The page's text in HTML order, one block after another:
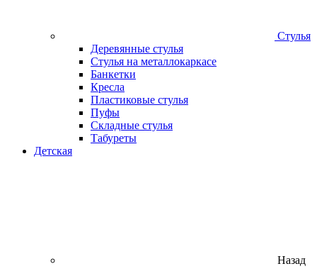
Стулья
Деревянные стулья
Стулья на металлокаркасе
Банкетки
Кресла
Пластиковые стулья
Пуфы
Складные стулья
Табуреты
Детская
Назад